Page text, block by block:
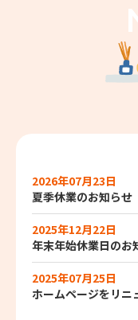
2026年07月23日
夏季休業のお知ら
2025年12月22日
年末年始休業日のお
2025年07月25日
ホームページをリニ